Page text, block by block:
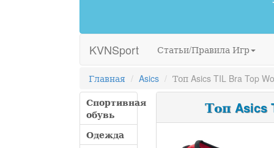
KVNSport Статьи/Правила Игр
Главная Asics
Топ Asics TIL Bra Top
Спортивная
обувь
Одежда
Топ Asics